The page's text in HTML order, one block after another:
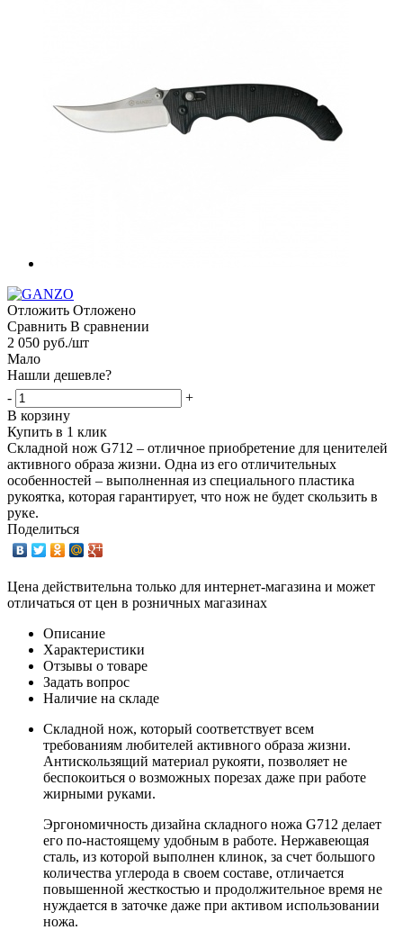
Отложить Отложено
Сравнить В сравнении
2 050 руб./шт
Мало
Нашли дешевле?
-
+
В корзину
Купить в 1 клик
Складной нож G712 – отличное приобретение для ценителей
активного образа жизни. Одна из его отличительных
особенностей – выполненная из специального пластика
рукоятка, которая гарантирует, что нож не будет скользить в
руке.
Поделиться
Цена действительна только для интернет-магазина и может
отличаться от цен в розничных магазинах
Описание
Характеристики
Отзывы о товаре
Задать вопрос
Наличие на складе
Складной нож, который соответствует всем
требованиям любителей активного образа жизни.
Антискользящий материал рукояти, позволяет не
беспокоиться о возможных порезах даже при работе
жирными руками.
Эргономичность дизайна складного ножа G712 делает
его по-настоящему удобным в работе. Нержавеющая
сталь, из которой выполнен клинок, за счет большого
количества углерода в своем составе, отличается
повышенной жесткостью и продолжительное время не
нуждается в заточке даже при активом использовании
ножа.